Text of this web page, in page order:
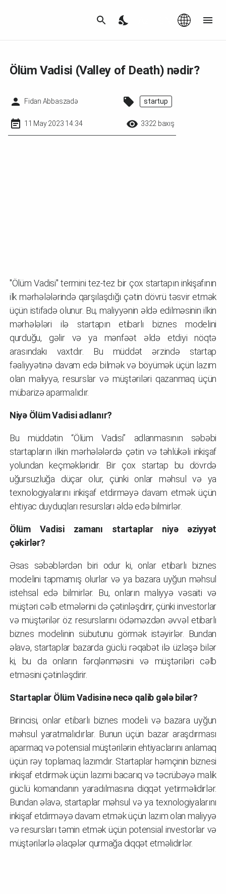
Ölüm Vadisi (Valley of Death) nədir?
Fidan Abbaszadə startup
11 May 2023 14:34 3322 baxış
"Ölüm Vadisi" termini tez-tez bir çox startapın inkişafının
ilk mərhələlərində qarşılaşdığı çətin dövrü təsvir etmək
üçün istifadə olunur. Bu, maliyyənin əldə edilməsinin ilkin
mərhələləri ilə startapın etibarlı biznes modelini
qurduğu, gəlir və ya mənfəət əldə etdiyi nöqtə
arasındakı vaxtdır. Bu müddət ərzində startap
fəaliyyətinə davam edə bilmək və böyümək üçün lazım
olan maliyyə, resurslar və müştəriləri qazanmaq üçün
mübarizə aparmalıdır.
Niyə Ölüm Vadisi adlanır?
Bu müddətin “Ölüm Vadisi” adlanmasının səbəbi
startapların ilkin mərhələlərdə çətin və təhlükəli inkişaf
yolundan keçməkləridir. Bir çox startap bu dövrdə
uğursuzluğa düçar olur, çünki onlar məhsul və ya
texnologiyalarını inkişaf etdirməyə davam etmək üçün
ehtiyac duyduqları resursları əldə edə bilmirlər.
Ölüm Vadisi zamanı startaplar niyə əziyyət
çəkirlər?
Əsas səbəblərdən biri odur ki, onlar etibarlı biznes
modelini tapmamış olurlar və ya bazara uyğun məhsul
istehsal edə bilmirlər. Bu, onların maliyyə vəsaiti və
müştəri cəlb etmələrini də çətinləşdirir, çünki investorlar
və müştərilər öz resurslarını ödəməzdən əvvəl etibarlı
biznes modelinin sübutunu görmək istəyirlər. Bundan
əlavə, startaplar bazarda güclü rəqabət ilə üzləşə bilər
ki, bu da onların fərqlənməsini və müştəriləri cəlb
etməsini çətinləşdirir.
Startaplar Ölüm Vadisinə necə qalib gələ bilər?
Birincisi, onlar etibarlı biznes modeli və bazara uyğun
məhsul yaratmalıdırlar. Bunun üçün bazar araşdırması
aparmaq və potensial müştərilərin ehtiyaclarını anlamaq
üçün rəy toplamaq lazımdır. Startaplar həmçinin biznesi
inkişaf etdirmək üçün lazımi bacarıq və təcrübəyə malik
güclü komandanın yaradılmasına diqqət yetirməlidirlər.
Bundan əlavə, startaplar məhsul və ya texnologiyalarını
inkişaf etdirməyə davam etmək üçün lazım olan maliyyə
və resursları təmin etmək üçün potensial investorlar və
müştərilərlə əlaqələr qurmağa diqqət etməlidirlər.